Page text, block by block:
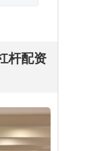
杆配资